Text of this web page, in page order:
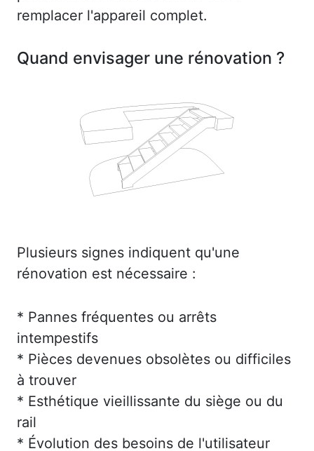
remplacer l'appareil complet.
Quand envisager une rénovation ?
Plusieurs signes indiquent qu'une
rénovation est nécessaire :
* Pannes fréquentes ou arrêts
intempestifs
* Pièces devenues obsolètes ou difficiles
à trouver
* Esthétique vieillissante du siège ou du
rail
* Évolution des besoins de l'utilisateur